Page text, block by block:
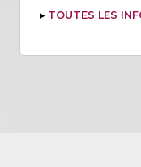
▸ TOUTES LES